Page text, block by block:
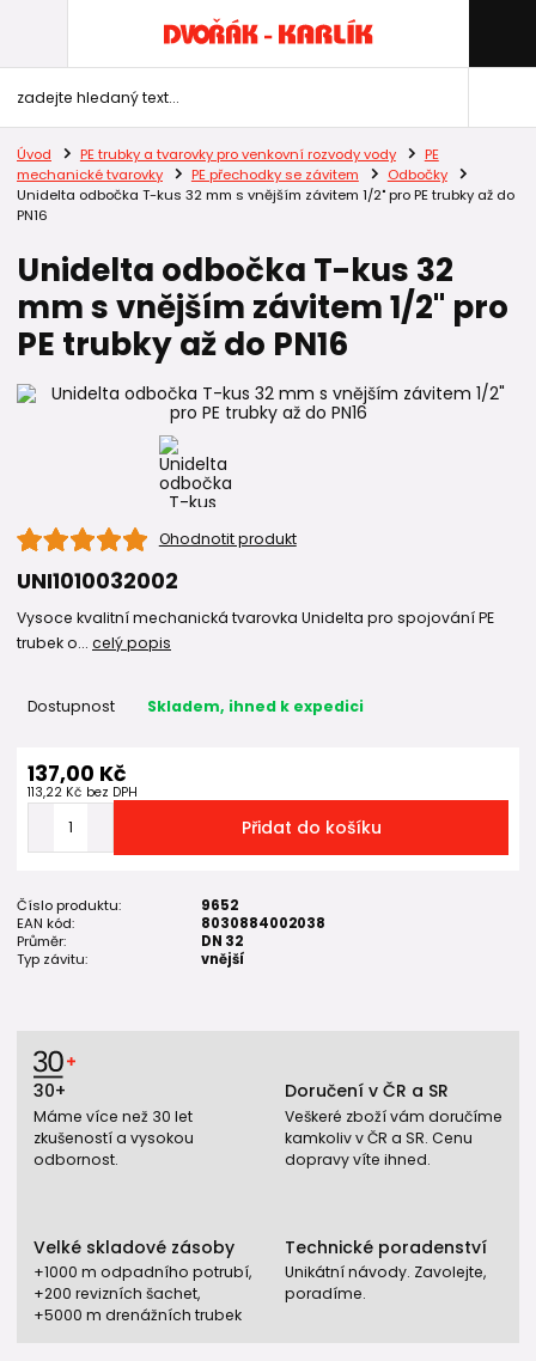
Úvod PE trubky a tvarovky pro venkovní rozvody vody
PE
mechanické tvarovky
PE přechodky se závitem
Odbočky
Unidelta odbočka T-kus 32 mm s vnějším závitem 1/2" pro PE trubky až do
PN16
Unidelta odbočka T-kus 32
mm s vnějším závitem 1/2" pro
PE trubky až do PN16
Ohodnotit produkt
UNI1010032002
Vysoce kvalitní mechanická tvarovka Unidelta pro spojování PE
trubek o... celý popis
Dostupnost Skladem, ihned k expedici
137,00 Kč
113,22 Kč bez DPH
Přidat do košíku
Číslo produktu:
9652
EAN kód:
8030884002038
Průměr:
DN 32
Typ závitu:
vnější
30+
Máme více než 30 let
zkušeností a vysokou
odbornost.
Doručení v ČR a SR
Veškeré zboží vám doručíme
kamkoliv v ČR a SR. Cenu
dopravy víte ihned.
Velké skladové zásoby
+1000 m odpadního potrubí,
+200 revizních šachet,
+5000 m drenážních trubek
Technické poradenství
Unikátní návody. Zavolejte,
poradíme.